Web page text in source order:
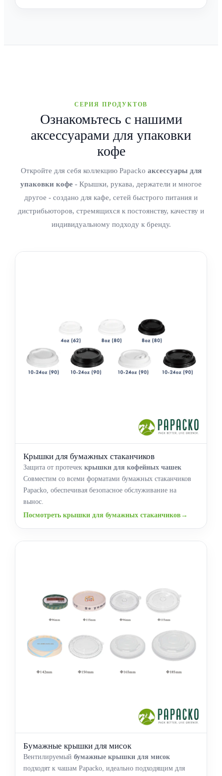
СЕРИЯ ПРОДУКТОВ
Ознакомьтесь с нашими
аксессуарами для упаковки
кофе
Откройте для себя коллекцию Papacko аксессуары для
упаковки кофе - Крышки, рукава, держатели и многое
другое - создано для кафе, сетей быстрого питания и
дистрибьюторов, стремящихся к постоянству, качеству и
индивидуальному подходу к бренду.
Крышки для бумажных стаканчиков
Защита от протечеккрышки для кофейных чашек
Совместим со всеми форматами бумажных стаканчиков
Papacko, обеспечивая безопасное обслуживание на
вынос.
Посмотреть крышки для бумажных стаканчиков
Бумажные крышки для мисок
Вентилируемыйбумажные крышки для мисок
подходят к чашам Papacko, идеально подходящим для